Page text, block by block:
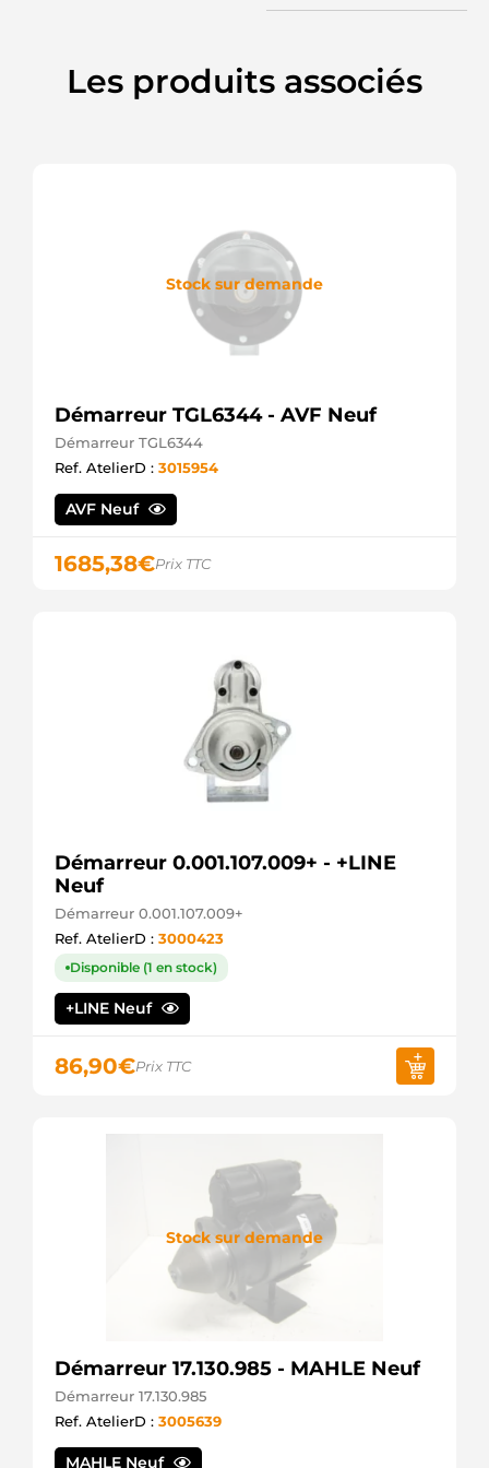
S143.751
Les produits associés
Stock sur demande
Démarreur TGL6344 - AVF Neuf
Démarreur TGL6344
Ref. AtelierD : 3015954
AVF Neuf
1685,38€Prix TTC
Démarreur 0.001.107.009+ - +LINE
Neuf
Démarreur 0.001.107.009+
Ref. AtelierD : 3000423
Disponible (1 en stock)
+LINE Neuf
86,90€Prix TTC
Stock sur demande
Démarreur 17.130.985 - MAHLE Neuf
Démarreur 17.130.985
Ref. AtelierD : 3005639
MAHLE Neuf